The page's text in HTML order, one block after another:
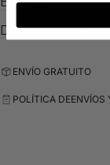
DEVOLUCIONES
ENVÍO GRATUITO
POLÍTICA DEENVÍOS